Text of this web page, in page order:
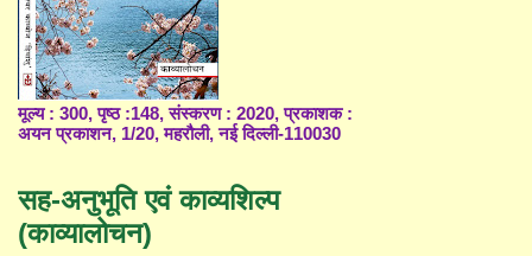
मूल्य : 300, पृष्ठ :148, संस्करण : 2020, प्रकाशक :
अयन प्रकाशन, 1/20, महरौली, नई दिल्ली-110030
सह-अनुभूति एवं काव्यशिल्प
(काव्यालोचन)